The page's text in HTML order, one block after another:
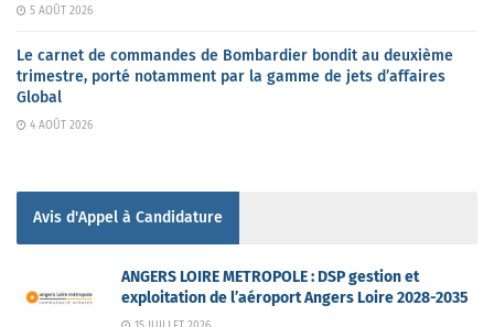
5 AOÛT 2026
Le carnet de commandes de Bombardier bondit au deuxième
trimestre, porté notamment par la gamme de jets d’affaires
Global
4 AOÛT 2026
Avis d'Appel à Candidature
ANGERS LOIRE METROPOLE : DSP gestion et
exploitation de l’aéroport Angers Loire 2028-2035